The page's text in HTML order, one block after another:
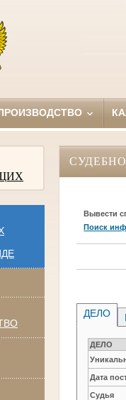
Вывести
Поиск
ДЕЛО
ДЕЛО
Дата
Судья